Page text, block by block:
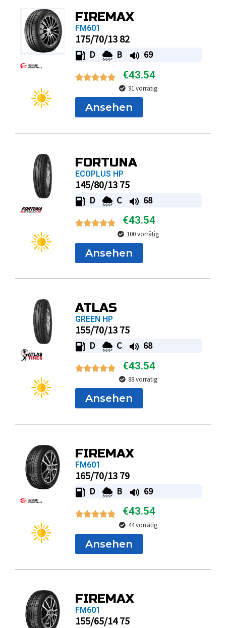
FIREMAX
FM601
175/70/13 82
D B 69
€43.54
91 vorrätig
Ansehen
FORTUNA
ECOPLUS HP
145/80/13 75
D C 68
€43.54
100 vorrätig
Ansehen
ATLAS
GREEN HP
155/70/13 75
D C 68
€43.54
88 vorrätig
Ansehen
FIREMAX
FM601
165/70/13 79
D B 69
€43.54
44 vorrätig
Ansehen
FIREMAX
FM601
155/65/14 75